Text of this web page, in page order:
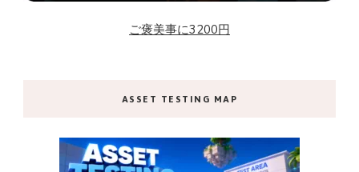
ご褒美事に3200円
ASSET TESTING MAP